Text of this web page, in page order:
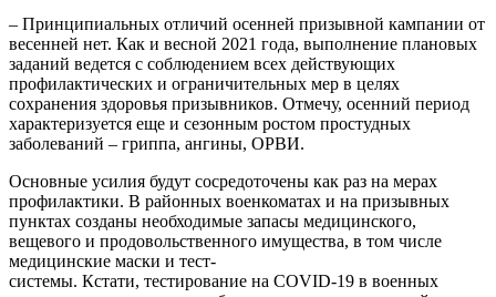
– Принципиальных отличий осенней призывной кампании от
весенней нет. Как и весной 2021 года, выполнение плановых
заданий ведется с соблюдением всех действующих
профилактических и ограничительных мер в целях
сохранения здоровья призывников. Отмечу, осенний период
характеризуется еще и сезонным ростом простудных
заболеваний – гриппа, ангины, ОРВИ.
Основные усилия будут сосредоточены как раз на мерах
профилактики. В районных военкоматах и на призывных
пунктах созданы необходимые запасы медицинского,
вещевого и продовольственного имущества, в том числе
медицинские маски и тест-
системы. Кстати, тестирование на COVID-19 в военных